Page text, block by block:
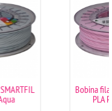
Bobina filamento SMARTFIL